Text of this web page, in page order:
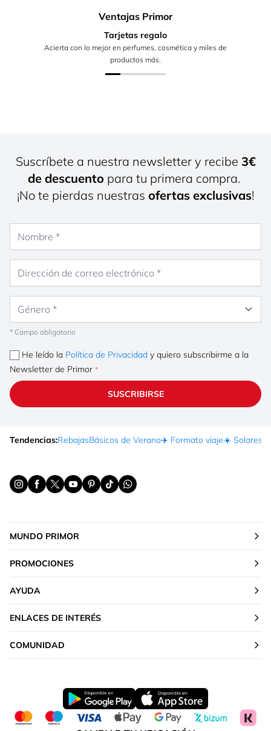
Ventajas Primor
Tarjetas regalo
Acierta con lo mejor en perfumes, cosmética y miles de
productos más.
Suscríbete a nuestra newsletter y recibe 3€
de descuento para tu primera compra.
¡No te pierdas nuestras ofertas exclusivas!
* Campo obligatorio
He leído la Política de Privacidad y quiero subscribirme a la
Newsletter de Primor
SUSCRIBIRSE
Tendencias:RebajasBásicos de Verano✈️ Formato viaje☀️ Solares
MUNDO PRIMOR
PROMOCIONES
AYUDA
ENLACES DE INTERÉS
COMUNIDAD